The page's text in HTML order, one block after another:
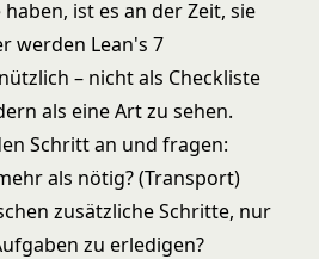
ist es an der Zeit, sie
werden Lean's 7
– nicht als Checkliste
als eine Art zu sehen.
Schritt an und fragen:
als nötig? (Transport)
zusätzliche Schritte, nur
zu erledigen?